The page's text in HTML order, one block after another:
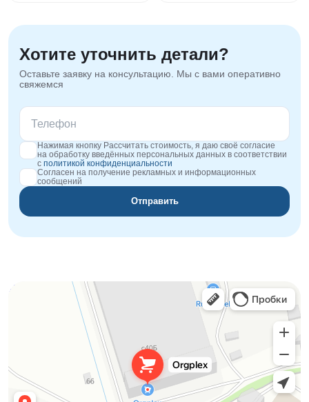
Хотите уточнить детали?
Оставьте заявку на консультацию. Мы с вами оперативно
свяжемся
Нажимая кнопку Рассчитать стоимость, я даю своё согласие
на обработку введённых персональных данных в соответствии
с политикой конфиденциальности
Согласен на получение рекламных и информационных
сообщений
Отправить
Orgplex
Оргстекло, поликарбонат в Лыткарине
Торговое оборудование в Лыткарине